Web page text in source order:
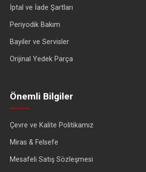
İptal ve İade Şartları
Periyodik Bakım
Bayiler ve Servisler
Orijinal Yedek Parça
Önemli Bilgiler
Çevre ve Kalite Politikamız
Miras & Felsefe
Mesafeli Satış Sözleşmesi